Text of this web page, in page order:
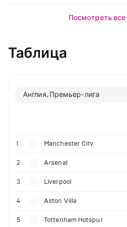
Посмотреть все
Таблица
Англия, Премьер-лига
1 Manchester City
2 Arsenal
3 Liverpool
4 Aston Villa
5 Tottenham Hotspur